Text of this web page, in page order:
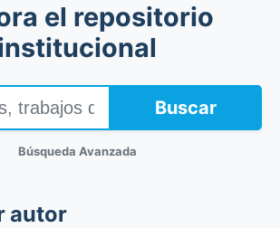
el repositorio
Buscar
Búsqueda Avanzada
autor